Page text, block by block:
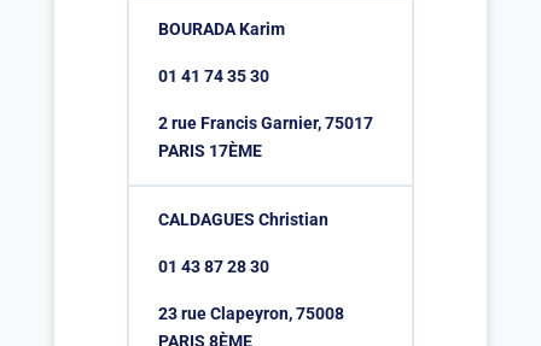
BOURADA Karim
01 41 74 35 30
2 rue Francis Garnier, 75017
PARIS 17ÈME
CALDAGUES Christian
01 43 87 28 30
23 rue Clapeyron, 75008
PARIS 8ÈME